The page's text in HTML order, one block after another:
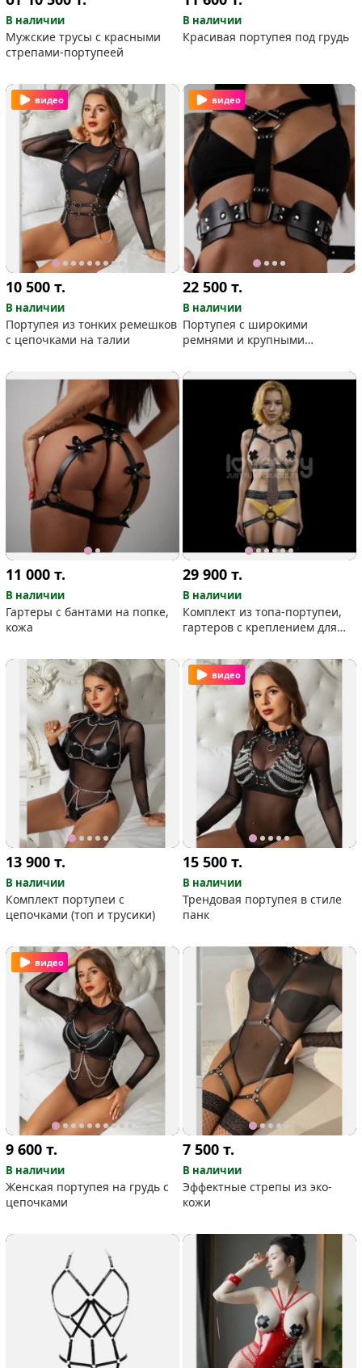
В наличии
Мужские трусы с красными
стрепами-портупеей
В наличии
Красивая портупея под грудь
видео
10 500т.
В наличии
Портупея из тонких ремешков
с цепочками на талии
видео
22 500т.
В наличии
Портупея с широкими
ремнями и крупными
11 000т.
В наличии
Гартеры с бантами на попке,
кожа
29 900т.
В наличии
Комплект из топа-портупеи,
гартеров с креплением для
13 900т.
В наличии
Комплект портупеи с
цепочками (топ и трусики)
видео
15 500т.
В наличии
Трендовая портупея в стиле
панк
видео
9 600т.
В наличии
Женская портупея на грудь с
цепочками
7 500т.
В наличии
Эффектные стрепы из эко-
кожи